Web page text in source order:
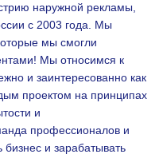
наружной рекламы,
с 2003 года. Мы
мы смогли
Мы относимся к
и заинтересованно как
проектом на принципах
и
профессионалов и
и зарабатывать